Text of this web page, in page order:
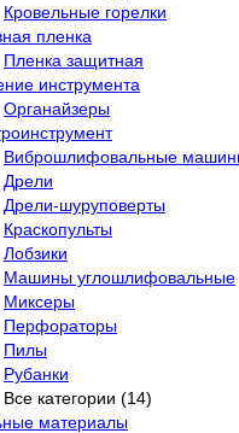
Кровельные горелки
пленка
Пленка защитная
инструмента
Органайзеры
Виброшлифовальные
Дрели
Дрели-шуруповерты
Краскопульты
Лобзики
Машины углошлифовальные
Миксеры
Перфораторы
Пилы
Рубанки
Все категории (14)
материалы